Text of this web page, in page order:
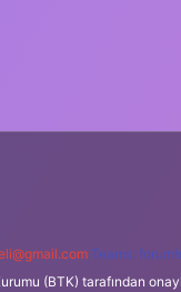
Teams:
(BTK) tarafından